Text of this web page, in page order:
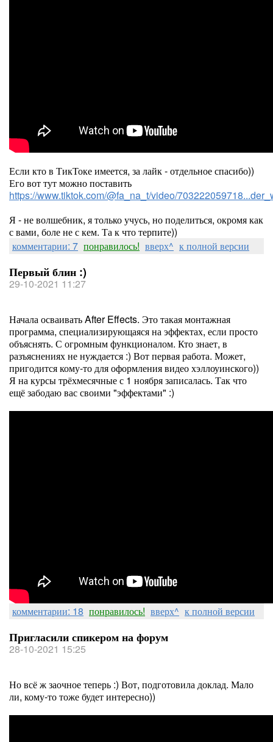
Если кто в ТикТоке имеется, за лайк - отдельное спасибо))
Его вот тут можно поставить
https://www.tiktok.com/@fa_na_t/video/
Я - не волшебник, я только учусь, но поделиться, окромя как
с вами, боле не с кем. Та к что терпите))
комментарии: 7 понравилось! вверх^ к полной версии
Первый блин :)
29-10-2021 11:27
Начала осваивать After Effects. Это такая монтажная
программа, специализирующаяся на эффектах, если просто
объяснять. С огромным функционалом. Кто знает, в
разъяснениях не нуждается :) Вот первая работа. Может,
пригодится кому-то для оформления видео хэллоуинского))
Я на курсы трёхмесячные с 1 ноября записалась. Так что
ещё забодаю вас своими "эффектами" :)
комментарии: 18 понравилось! вверх^ к полной версии
Пригласили спикером на форум
28-10-2021 15:25
Но всё ж заочное теперь :) Вот, подготовила доклад. Мало
ли, кому-то тоже будет интересно))